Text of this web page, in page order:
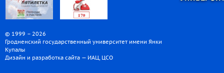
© 1999 – 2026
Гродненский государственный университет имени Янки
Купалы
Дизайн и разработка сайта — ИАЦ, ЦСО